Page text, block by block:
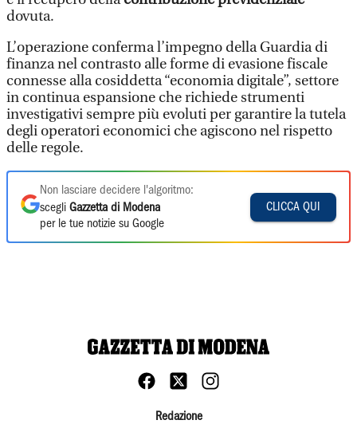
dovuta.
L’operazione conferma l’impegno della Guardia di
finanza nel contrasto alle forme di evasione fiscale
connesse alla cosiddetta “economia digitale”, settore
in continua espansione che richiede strumenti
investigativi sempre più evoluti per garantire la tutela
degli operatori economici che agiscono nel rispetto
delle regole.
Non lasciare decidere l'algoritmo:
scegli Gazzetta di Modena
per le tue notizie su Google
CLICCA QUI
Redazione